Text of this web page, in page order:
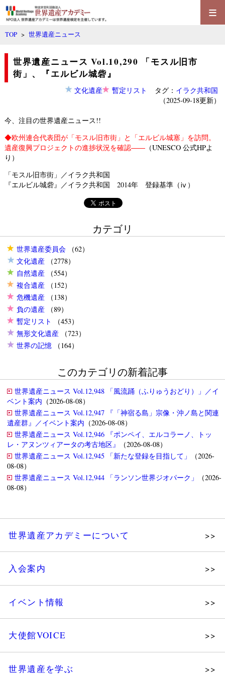
≡
TOP >世界遺産ニュース
世界遺産ニュース Vol.10,290 「モスル旧市
街」、『エルビル城砦』
文化遺産 暫定リスト タグ： イラク共和国
（2025-09-18更新）
今、注目の世界遺産ニュース!!
◆欧州連合代表団が「モスル旧市街」と「エルビル城塞」を訪問。
遺産復興プロジェクトの進捗状況を確認――（UNESCO 公式HPよ
り）
「モスル旧市街」／イラク共和国
『エルビル城砦』／イラク共和国 2014年 登録基準（ⅳ）
カテゴリ
世界遺産委員会（62）
文化遺産（2778）
自然遺産（554）
複合遺産（152）
危機遺産（138）
負の遺産（89）
暫定リスト
（453）
無形文化遺産（723）
世界の記憶（164）
このカテゴリの新着記事
世界遺産ニュース Vol.12,948 「風流踊（ふりゅうおどり）」／イ
ベント案内 （2026-08-08）
世界遺産ニュース Vol.12,947 『「神宿る島」宗像・沖ノ島と関連
遺産群』／イベント案内 （2026-08-08）
世界遺産ニュース Vol.12,946 『ポンペイ、エルコラーノ、トッ
レ・アヌンツィアータの考古地区』
（2026-08-08）
世界遺産ニュース Vol.12,945 「新たな登録を目指して」
（2026-
08-08）
世界遺産ニュース Vol.12,944 「ランソン世界ジオパーク」
（2026-
08-08）
世界遺産アカデミーについて
組織図・役員
法人会員・協賛団体／公認団体
入会案内
イベント情報
大使館VOICE
世界遺産を学ぶ